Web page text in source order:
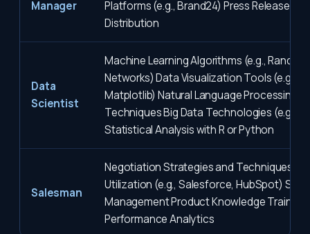
Manager
Platforms (e.g., Brand24) Press Release
Distribution
Data
Scientist
Machine Learning Algorithms (e.g.,
Networks) Data Visualization Tools (e.g.,
Matplotlib) Natural Language Processing
Techniques Big Data Technologies (e.g.,
Statistical Analysis with R or Python
Salesman
Negotiation Strategies and Techniques
Utilization (e.g., Salesforce, HubSpot)
Management Product Knowledge Training
Performance Analytics